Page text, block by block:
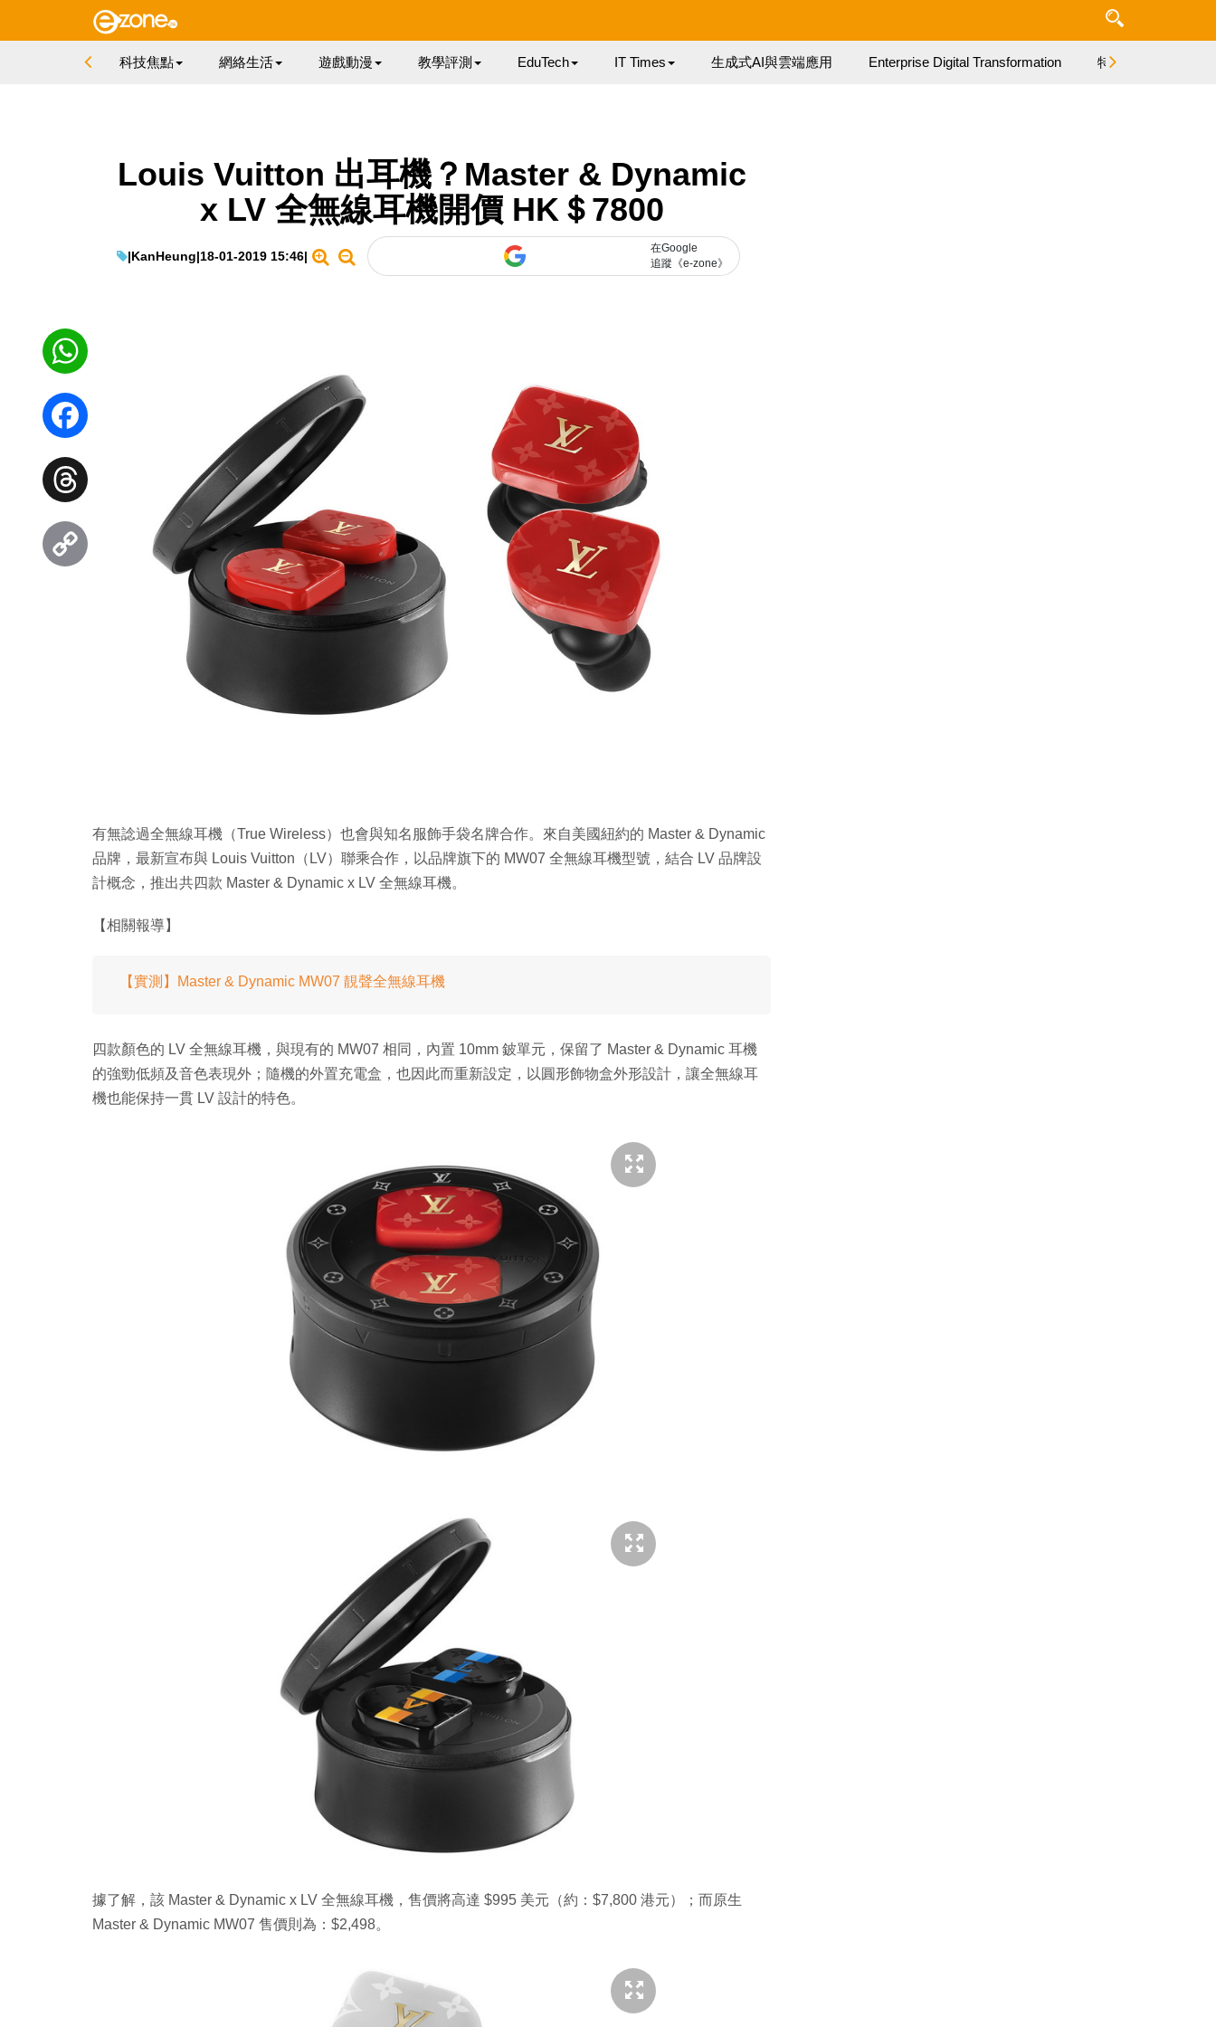
科技焦點 網絡生活 遊戲動漫 教學評測 EduTech IT Times 生成式AI與雲端應用 Enterprise Digital Transformation 特集
Louis Vuitton 出耳機？Master & Dynamic
x LV 全無線耳機開價 HK＄7800
|KanHeung|18-01-2019 15:46|
在Google
追蹤《e-zone》
有無諗過全無線耳機（True Wireless）也會與知名服飾手袋名牌合作。來自美國紐約的 Master & Dynamic
品牌，最新宣布與 Louis Vuitton（LV）聯乘合作，以品牌旗下的 MW07 全無線耳機型號，結合 LV 品牌設
計概念，推出共四款 Master & Dynamic x LV 全無線耳機。
【相關報導】
【實測】Master & Dynamic MW07 靚聲全無線耳機
四款顏色的 LV 全無線耳機，與現有的 MW07 相同，內置 10mm 鈹單元，保留了 Master & Dynamic 耳機
的強勁低頻及音色表現外；隨機的外置充電盒，也因此而重新設定，以圓形飾物盒外形設計，讓全無線耳
機也能保持一貫 LV 設計的特色。
據了解，該 Master & Dynamic x LV 全無線耳機，售價將高達 $995 美元（約：$7,800 港元）；而原生
Master & Dynamic MW07 售價則為：$2,498。
WhatsApp
Facebook
Threads